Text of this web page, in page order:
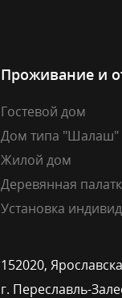
Проживание и
Гостевой дом
Дом типа "Шалаш"
Жилой дом
Деревянная
Установка
152020,
г. Переславль-